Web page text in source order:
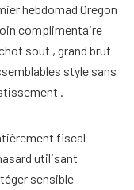
hebdomad Oregon
complimentaire
sout , grand brut
style sans
.
fiscal
utilisant
sensible